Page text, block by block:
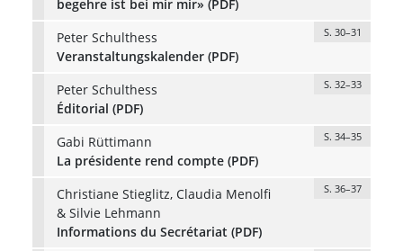
begehre ist bei mir mir» (PDF)
Peter Schulthess
S. 30–31
Veranstaltungskalender (PDF)
Peter Schulthess
S. 32–33
Éditorial (PDF)
Gabi Rüttimann
S. 34–35
La présidente rend compte (PDF)
Christiane Stieglitz, Claudia Menolfi
& Silvie Lehmann
S. 36–37
Informations du Secrétariat (PDF)